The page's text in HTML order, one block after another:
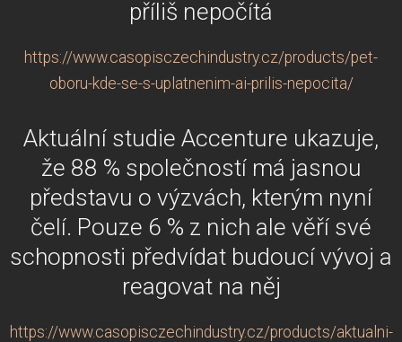
příliš nepočítá
https://www.casopisczechindustry.cz/products/pet-
oboru-kde-se-s-uplatnenim-ai-prilis-nepocita/
Aktuální studie Accenture ukazuje,
že 88 % společností má jasnou
představu o výzvách, kterým nyní
čelí. Pouze 6 % z nich ale věří své
schopnosti předvídat budoucí vývoj a
reagovat na něj
https://www.casopisczechindustry.cz/products/aktualni-